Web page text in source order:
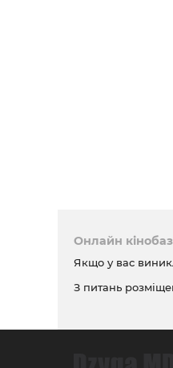
Онлайн
Якщо у вас
З питань